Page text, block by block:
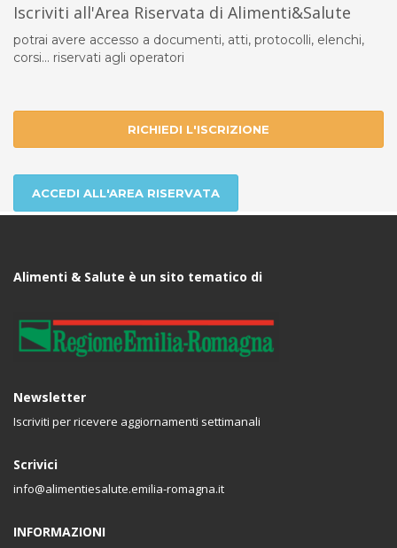
Iscriviti all'Area Riservata di Alimenti&Salute
potrai avere accesso a documenti, atti, protocolli, elenchi,
corsi... riservati agli operatori
RICHIEDI L'ISCRIZIONE
ACCEDI ALL'AREA RISERVATA
Alimenti & Salute è un sito tematico di
Newsletter
Iscriviti per ricevere aggiornamenti settimanali
Scrivici
info@alimentiesalute.emilia-romagna.it
INFORMAZIONI